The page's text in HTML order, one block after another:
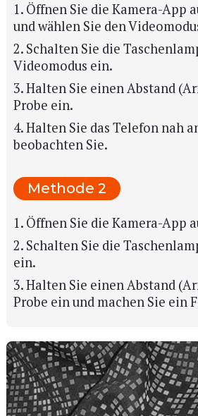
1. Öffnen Sie die Kamera-App
und wählen Sie den
2. Schalten Sie die
Videomodus ein.
3. Halten Sie einen Abstand
Probe ein.
4. Halten Sie das Telefon nah
beobachten Sie.
Methode 2
1. Öffnen Sie die Kamera-App
2. Schalten Sie die
ein.
3. Halten Sie einen Abstand
Probe ein und machen Sie ein